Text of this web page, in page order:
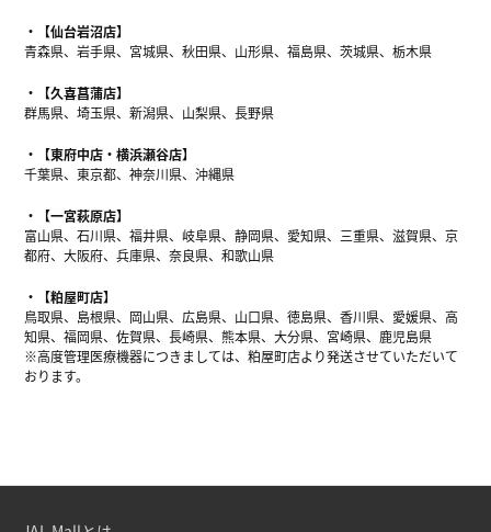
【仙台岩沼店】
青森県、岩手県、宮城県、秋田県、山形県、福島県、茨城県、栃木県
【久喜菖蒲店】
群馬県、埼玉県、新潟県、山梨県、長野県
【東府中店・横浜瀬谷店】
千葉県、東京都、神奈川県、沖縄県
【一宮萩原店】
富山県、石川県、福井県、岐阜県、静岡県、愛知県、三重県、滋賀県、京
都府、大阪府、兵庫県、奈良県、和歌山県
【粕屋町店】
鳥取県、島根県、岡山県、広島県、山口県、徳島県、香川県、愛媛県、高
知県、福岡県、佐賀県、長崎県、熊本県、大分県、宮崎県、鹿児島県
※高度管理医療機器につきましては、粕屋町店より発送させていただいて
おります。